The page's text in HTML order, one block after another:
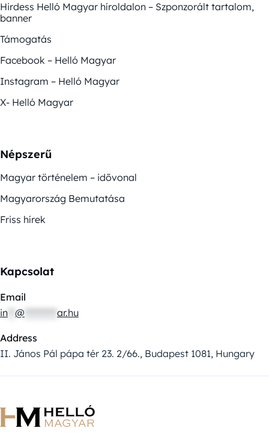
Hirdess Helló Magyar híroldalon – Szponzorált tartalom,
banner
Támogatás
Facebook – Helló Magyar
Instagram – Helló Magyar
X- Helló Magyar
Népszerű
Magyar történelem – idővonal
Magyarország Bemutatása
Friss hírek
Kapcsolat
Email
in @ ar.hu
Address
II. János Pál pápa tér 23. 2/66., Budapest 1081, Hungary